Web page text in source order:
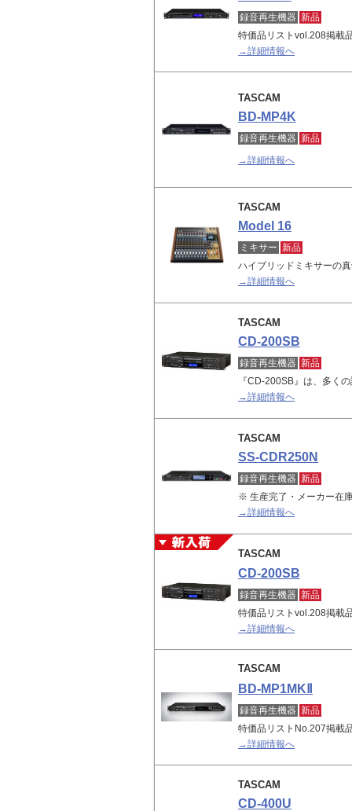
録音再生機器 新品
特価品リストvol.208掲載
→詳細情報へ
TASCAM
BD-MP4K
録音再生機器 新品
→詳細情報へ
TASCAM
Model 16
ミキサー 新品
ハイブリッドミキサーの
→詳細情報へ
TASCAM
CD-200SB
録音再生機器 新品
『CD-200SB』は、多く
→詳細情報へ
TASCAM
SS-CDR250N
録音再生機器 新品
※ 生産完了・メーカー在
→詳細情報へ
TASCAM
CD-200SB
録音再生機器 新品
特価品リストvol.208掲載
→詳細情報へ
TASCAM
BD-MP1MKⅡ
録音再生機器 新品
特価品リストNo.207掲載
→詳細情報へ
TASCAM
CD-400U